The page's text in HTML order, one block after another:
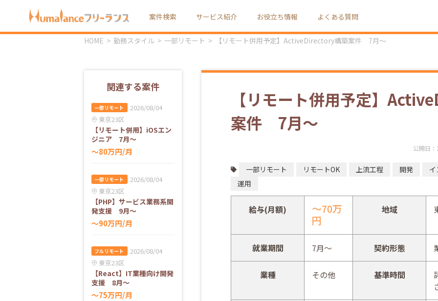
案件検索 サービス紹介 お役立ち情報 よくある質問
HOME 勤務スタイル 一部リモート 【リモート併用予定】ActiveDirectory構築案件 7月～
関連する案件
一部リモート
2026/08/04
東京23区
【リモート併用】iOSエン
ジニア 7月～
〜80万円/月
一部リモート
2026/08/04
東京23区
【PHP】サービス業務系開
発支援 9月～
〜90万円/月
フルリモート
2026/08/04
東京23区
【React】IT業種向け開発
支援 8月～
〜75万円/月
【リモート併用予定】
案件 7月～
公開日：
一部リモート リモートOK 上流工程 開発
運用
給与(月額)
～70万
円
地域
就業期間 7月～ 契約形態
業種 その他 基準時間